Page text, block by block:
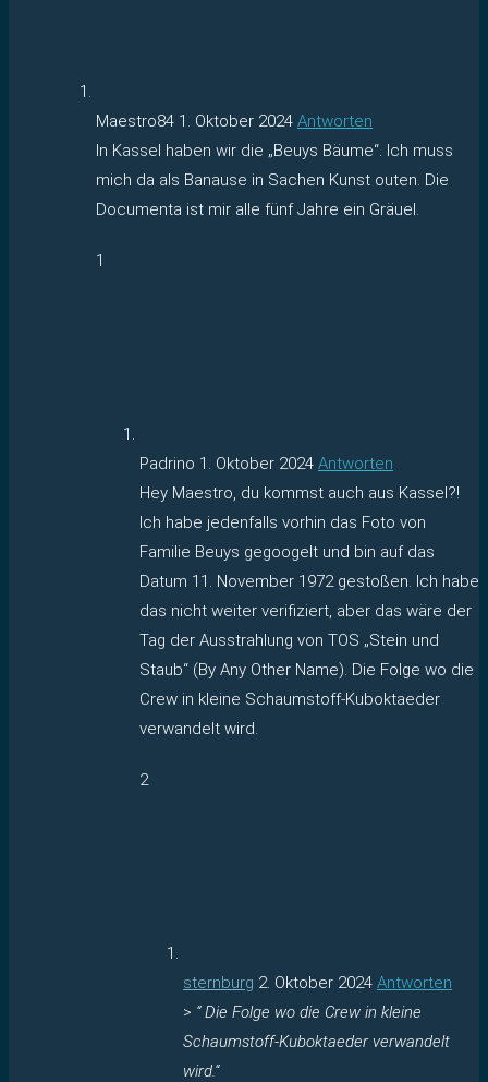
Maestro84 1. Oktober 2024 Antworten
In Kassel haben wir die „Beuys Bäume“. Ich muss
mich da als Banause in Sachen Kunst outen. Die
Documenta ist mir alle fünf Jahre ein Gräuel.
1
Padrino 1. Oktober 2024 Antworten
Hey Maestro, du kommst auch aus Kassel?!
Ich habe jedenfalls vorhin das Foto von
Familie Beuys gegoogelt und bin auf das
Datum 11. November 1972 gestoßen. Ich habe
das nicht weiter verifiziert, aber das wäre der
Tag der Ausstrahlung von TOS „Stein und
Staub“ (By Any Other Name). Die Folge wo die
Crew in kleine Schaumstoff-Kuboktaeder
verwandelt wird.
2
sternburg 2. Oktober 2024 Antworten
> “ Die Folge wo die Crew in kleine
Schaumstoff-Kuboktaeder verwandelt
wird.“